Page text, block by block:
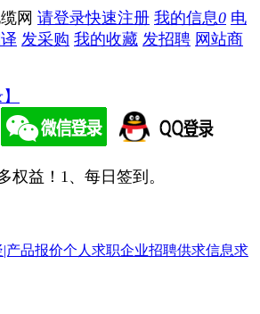
网 请登录快速注册 我的信息0 电
发采购 我的收藏 发招聘 网站商
权益！ 1、每日签到。
产品报价个人求职企业招聘供求信息求